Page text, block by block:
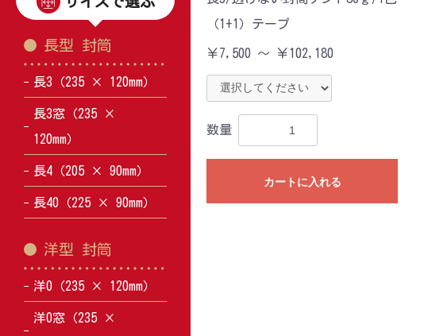
長型 封筒
長3（235 × 120mm）
長3窓（235 ×
120mm）
長4（205 × 90mm）
長40（225 × 90mm）
洋型 封筒
洋0（235 × 120mm）
洋0窓（235 ×
（1+1）テープ
￥7,500 ～ ￥102,180
数量
カートに入れる